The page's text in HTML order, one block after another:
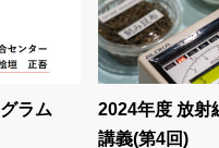
ラム
2024年度 放
講義(第4回)